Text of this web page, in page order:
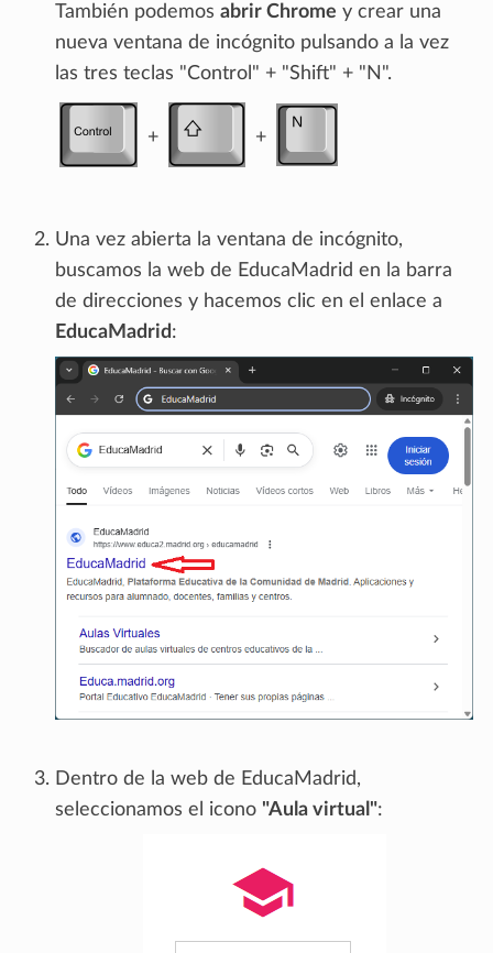
También podemos abrir Chrome y crear una
nueva ventana de incógnito pulsando a la vez
las tres teclas "Control" + "Shift" + "N".
+ +
Una vez abierta la ventana de incógnito,
buscamos la web de EducaMadrid en la barra
de direcciones y hacemos clic en el enlace a
EducaMadrid:
Dentro de la web de EducaMadrid,
seleccionamos el icono "Aula virtual":